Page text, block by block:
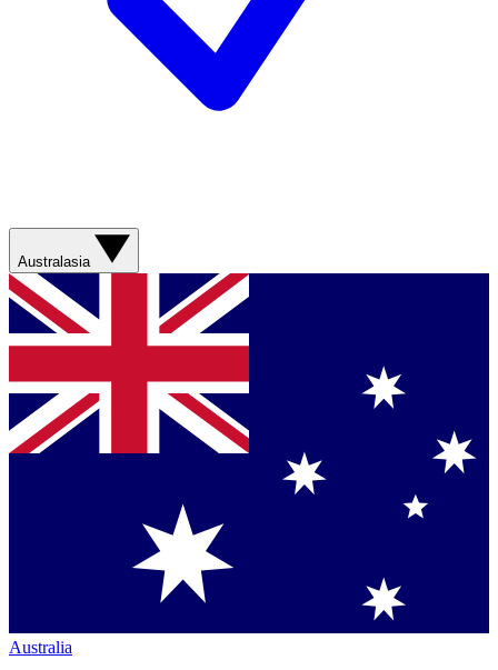
Australasia
Australia